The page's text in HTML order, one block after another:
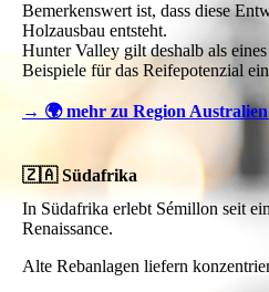
Bemerkenswert ist, dass diese
Holzausbau entsteht.
Hunter Valley gilt deshalb als
Beispiele für das Reifepotenzial
→ 🌍 mehr zu Region
🇿🇦 Südafrika
In Südafrika erlebt Sémillon seit
Renaissance.
Alte Rebanlagen liefern